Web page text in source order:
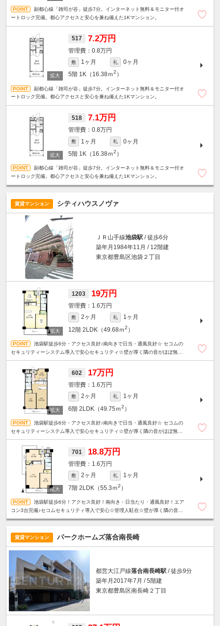
副都心線「雑司が谷」徒歩7分。インターネット無料＆モニター付オ
ートロック完備。都心アクセスと安心を兼ね備えた1Kマンション。
517 7.2万円
0.8万円
敷 1ヶ月 礼
0ヶ月
5階 1K（16.38ｍ2 ）
副都心線「雑司が谷」徒歩7分。インターネット無料＆モニター付オ
ートロック完備。都心アクセスと安心を兼ね備えた1Kマンション。
518 7.1万円
0.8万円
敷 1ヶ月 礼
0ヶ月
5階 1K（16.38ｍ2 ）
副都心線「雑司が谷」徒歩7分。インターネット無料＆モニター付オ
ートロック完備。都心アクセスと安心を兼ね備えた1Kマンション。
賃貸マンション シティハウスノヴァ
ＪＲ山手線池袋駅 / 徒歩6分
築年月1984年11月 / 12階建
東京都豊島区池袋２丁目
1203 19万円
1.6万円
敷 2ヶ月 礼
1ヶ月
12階 2LDK（49.68ｍ2 ）
池袋駅徒歩6分・アクセス良好♪南向きで日当・通風良好☆ セコムの
セキュリティーシステム導入で安心セキュリティ☆壁が厚く隣の音がほぼ無し
602 17万円
1.6万円
敷 2ヶ月 礼
1ヶ月
6階 2LDK（49.75ｍ2 ）
池袋駅徒歩6分・アクセス良好♪南向きで日当・通風良好☆ セコムの
セキュリティーシステム導入で安心セキュリティ☆壁が厚く隣の音がほぼ無し
701 18.8万円
1.6万円
敷 2ヶ月 礼
1ヶ月
7階 2LDK（55.3ｍ2 ）
池袋駅徒歩6分！アクセス良好！南向き・日当たり・通風良好！エア
コン3台完備♪セコムセキュリティ導入で安心☆管理人駐在☆壁が厚く隣の音が
賃貸マンション パークホームズ落合南長崎
都営大江戸線落合南長崎駅 / 徒歩9分
築年月2017年7月 / 5階建
東京都豊島区南長崎２丁目